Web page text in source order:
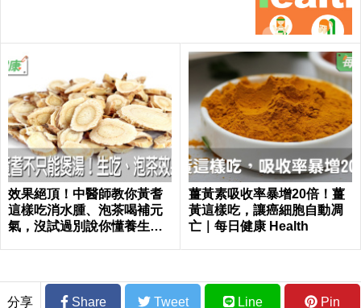
效果絕頂！中醫師教你黃耆
這樣吃消水腫、泡茶喝補元
氣，沒試過別說你懂養生｜
薑黃素吸收率暴增20倍！薑
黃這樣吃，讓癌細胞自動凋
亡｜每日健康 Health
分享 Share Tweet Line Pin